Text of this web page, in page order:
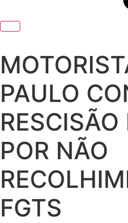
PAULO
POR NÃO
FGTS